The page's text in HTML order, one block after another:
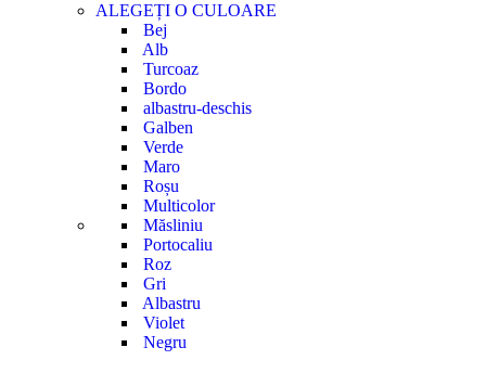
ALEGEȚI O CULOARE
Bej
Alb
Turcoaz
Bordo
albastru-deschis
Galben
Verde
Maro
Roșu
Multicolor
Măsliniu
Portocaliu
Roz
Gri
Albastru
Violet
Negru